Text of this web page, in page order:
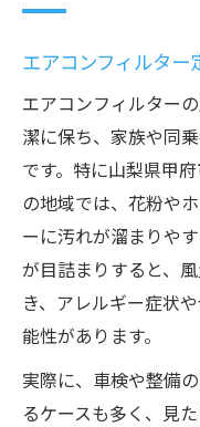
エアコンフィルター
エアコンフィルター
潔に保ち、家族や同
です。特に山梨県甲
の地域では、花粉や
ーに汚れが溜まりや
が目詰まりすると、
き、アレルギー症状
能性があります。
実際に、車検や整備
るケースも多く、見